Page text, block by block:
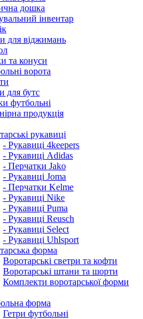
дошка
інвентар
для віджимань
та конуси
ворота
для бутс
футбольні
продукція
рукавиці
- Рукавиці 4keepers
- Рукавиці Adidas
- Перчатки Jako
- Рукавиці Joma
- Перчатки Kelme
- Рукавиці Nike
- Рукавиці Puma
- Рукавиці Reusch
- Рукавиці Select
- Рукавиці Uhlsport
форма
Воротарські светри та кофти
Воротарські штани та шорти
Комплекти воротарської форми
форма
Гетри футбольні